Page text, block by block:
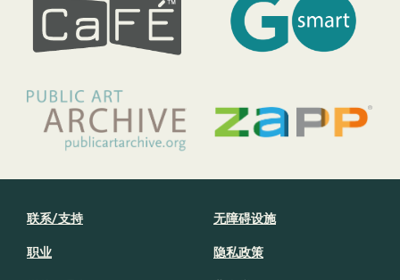
联系/支持
职业
无障碍设施
隐私政策